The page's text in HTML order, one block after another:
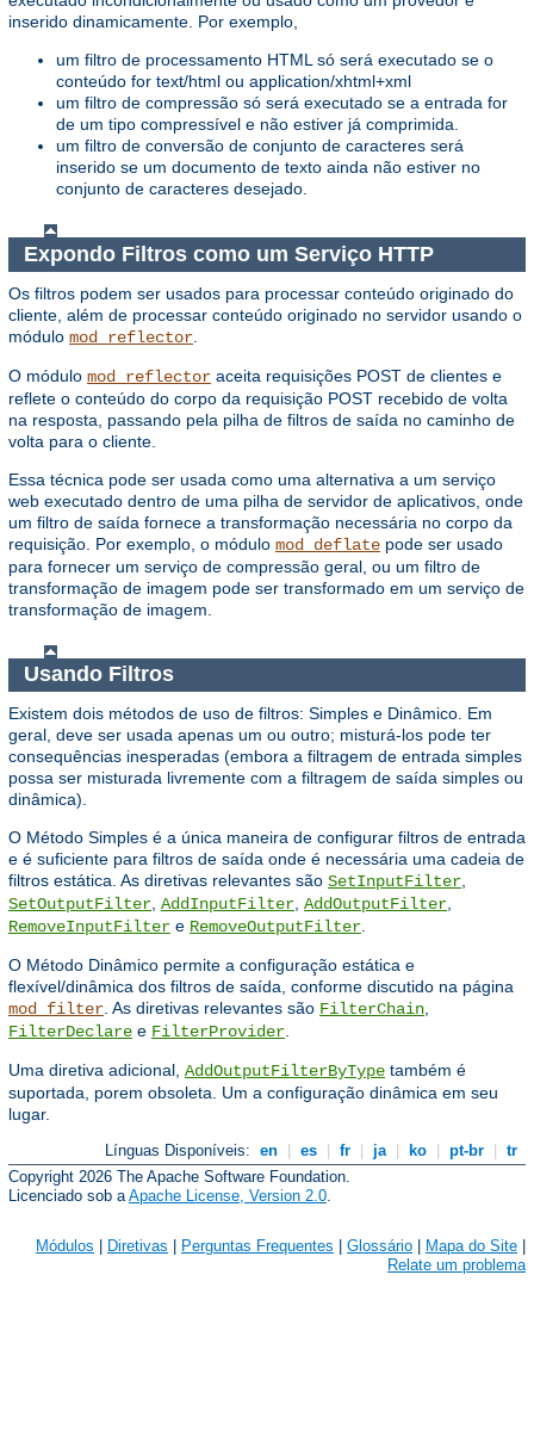
inserido dinamicamente. Por exemplo,
um filtro de processamento HTML só será executado se o
conteúdo for text/html ou application/xhtml+xml
um filtro de compressão só será executado se a entrada for
de um tipo compressível e não estiver já comprimida.
um filtro de conversão de conjunto de caracteres será
inserido se um documento de texto ainda não estiver no
conjunto de caracteres desejado.
Expondo Filtros como um Serviço HTTP
Os filtros podem ser usados ​​para processar conteúdo originado do
cliente, além de processar conteúdo originado no servidor usando o
módulo mod_reflector
O módulo mod_reflector aceita requisições POST de clientes e
reflete o conteúdo do corpo da requisição POST recebido de volta
na resposta, passando pela pilha de filtros de saída no caminho de
volta para o cliente.
Essa técnica pode ser usada como uma alternativa a um serviço
web executado dentro de uma pilha de servidor de aplicativos, onde
um filtro de saída fornece a transformação necessária no corpo da
requisição. Por exemplo, o módulo mod_deflate pode ser usado
para fornecer um serviço de compressão geral, ou um filtro de
transformação de imagem pode ser transformado em um serviço de
transformação de imagem.
Usando Filtros
Existem dois métodos de uso de filtros: Simples e Dinâmico. Em
geral, deve ser usada apenas um ou outro; misturá-los pode ter
consequências inesperadas (embora a filtragem de entrada simples
possa ser misturada livremente com a filtragem de saída simples ou
dinâmica).
O Método Simples é a única maneira de configurar filtros de entrada
e é suficiente para filtros de saída onde é necessária uma cadeia de
filtros estática. As diretivas relevantes são SetInputFilter
SetOutputFilter AddInputFilter AddOutputFilter
RemoveInputFilter e RemoveOutputFilter
O Método Dinâmico permite a configuração estática e
flexível/dinâmica dos filtros de saída, conforme discutido na página
mod_filter . As diretivas relevantes são FilterChain
FilterDeclare e FilterProvider
Uma diretiva adicional, AddOutputFilterByType também é
suportada, porem obsoleta. Um a configuração dinâmica em seu
lugar.
Línguas Disponíveis: en | es | fr | ja | ko | pt-br | tr
Copyright 2026 The Apache Software Foundation.
Licenciado sob aApache License, Version 2.0.
Módulos Diretivas Perguntas Frequentes Glossário Mapa do Site
Relate um problema